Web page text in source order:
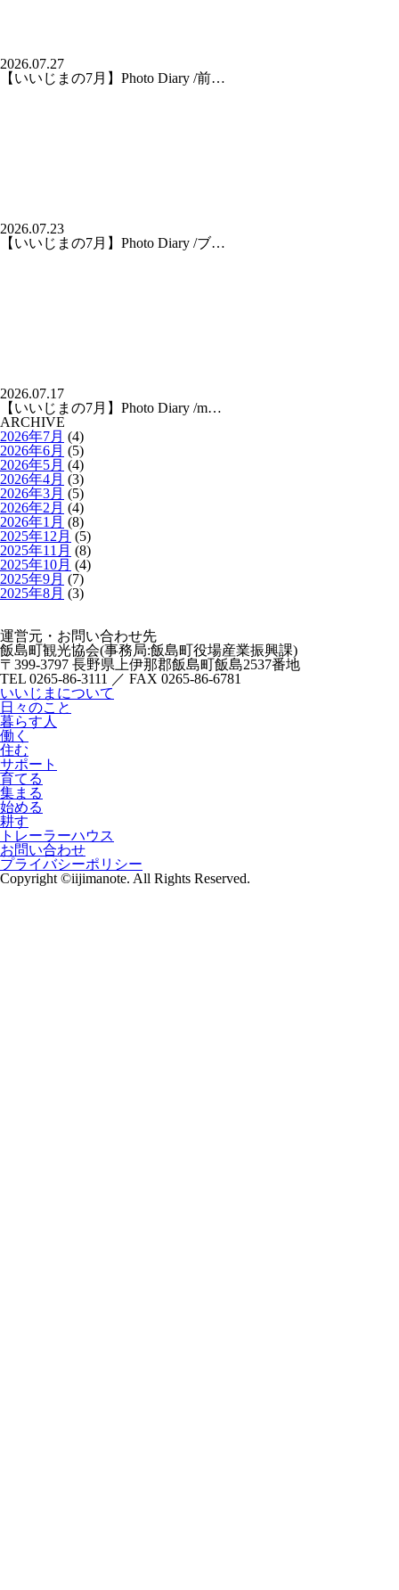
2026.07.27
【いいじまの7月】Photo Diary /前…
2026.07.23
【いいじまの7月】Photo Diary /ブ…
2026.07.17
【いいじまの7月】Photo Diary /m…
ARCHIVE
2026年7月 (4)
2026年6月 (5)
2026年5月 (4)
2026年4月 (3)
2026年3月 (5)
2026年2月 (4)
2026年1月 (8)
2025年12月 (5)
2025年11月 (8)
2025年10月 (4)
2025年9月 (7)
2025年8月 (3)
運営元・お問い合わせ先
飯島町観光協会(事務局:飯島町役場産業振興課)
〒399-3797 長野県上伊那郡飯島町飯島2537番地
TEL 0265-86-3111 ／ FAX 0265-86-6781
いいじまについて
日々のこと
暮らす人
働く
住む
サポート
育てる
集まる
始める
耕す
トレーラーハウス
お問い合わせ
プライバシーポリシー
Copyright ©iijimanote. All Rights Reserved.